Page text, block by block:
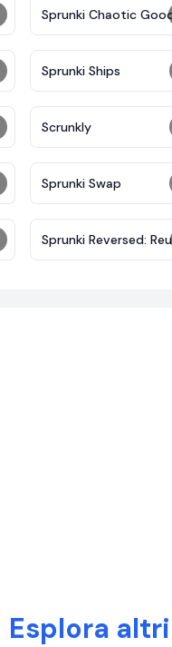
Sprunki Chaotic
Sprunki Ships
Scrunkly
Sprunki Swap
Sprunki Reversed:
Esplora